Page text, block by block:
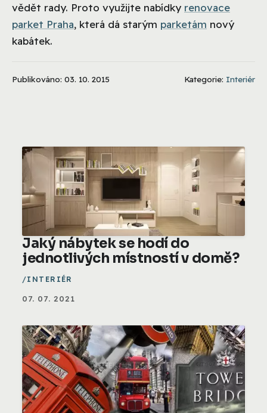
vědět rady. Proto využijte nabídky renovace
parket Praha, která dá starým parketám nový
kabátek.
Publikováno: 03. 10. 2015 Kategorie: Interiér
Jaký nábytek se hodí do
jednotlivých místností v domě?
INTERIÉR
07. 07. 2021